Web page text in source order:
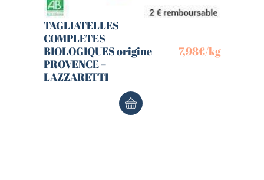
TAGLIATELLES
COMPLETES
BIOLOGIQUES origine
PROVENCE –
LAZZARETTI
7,98€/kg